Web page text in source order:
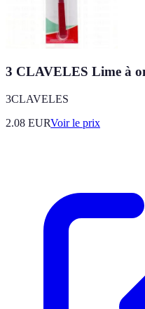
3 CLAVELES Lime à
3CLAVELES
2.08 EURVoir le prix